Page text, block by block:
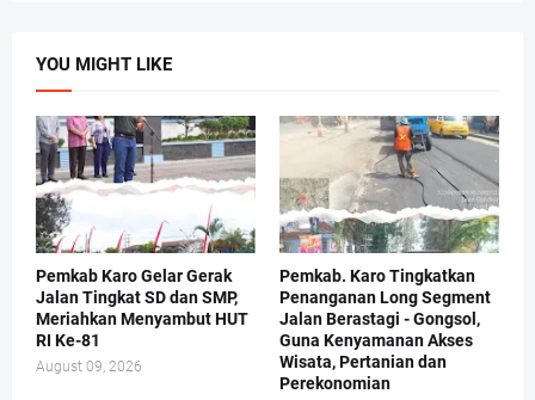
YOU MIGHT LIKE
Pemkab Karo Gelar Gerak
Jalan Tingkat SD dan SMP,
Meriahkan Menyambut HUT
RI Ke-81
August 09, 2026
Pemkab. Karo Tingkatkan
Penanganan Long Segment
Jalan Berastagi - Gongsol,
Guna Kenyamanan Akses
Wisata, Pertanian dan
Perekonomian